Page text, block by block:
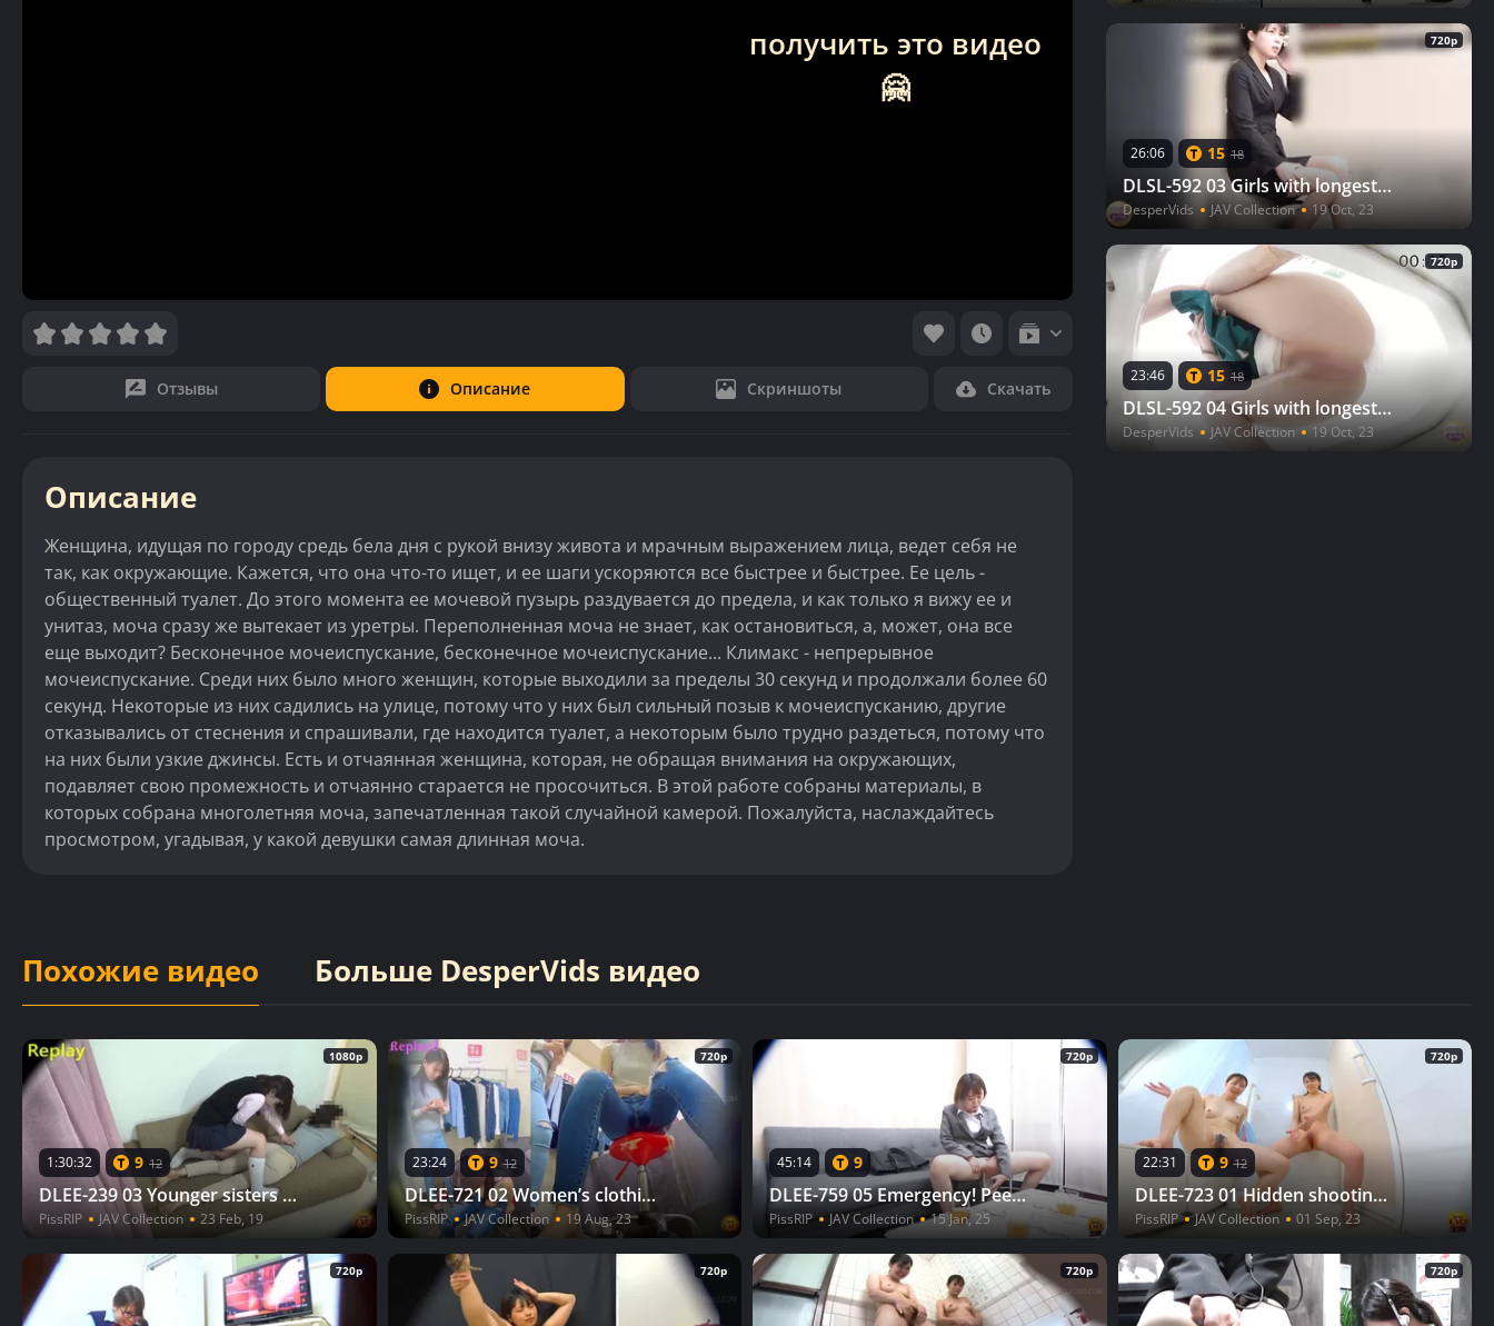
получить это видео
🤗
Отзывы Описание Скриншоты Скачать
Описание
Женщина, идущая по городу средь бела дня с рукой внизу живота и мрачным выражением лица, ведет себя не
так, как окружающие. Кажется, что она что-то ищет, и ее шаги ускоряются все быстрее и быстрее. Ее цель -
общественный туалет. До этого момента ее мочевой пузырь раздувается до предела, и как только я вижу ее и
унитаз, моча сразу же вытекает из уретры. Переполненная моча не знает, как остановиться, а, может, она все
еще выходит? Бесконечное мочеиспускание, бесконечное мочеиспускание... Климакс - непрерывное
мочеиспускание. Среди них было много женщин, которые выходили за пределы 30 секунд и продолжали более 60
секунд. Некоторые из них садились на улице, потому что у них был сильный позыв к мочеиспусканию, другие
отказывались от стеснения и спрашивали, где находится туалет, а некоторым было трудно раздеться, потому что
на них были узкие джинсы. Есть и отчаянная женщина, которая, не обращая внимания на окружающих,
подавляет свою промежность и отчаянно старается не просочиться. В этой работе собраны материалы, в
которых собрана многолетняя моча, запечатленная такой случайной камерой. Пожалуйста, наслаждайтесь
просмотром, угадывая, у какой девушки самая длинная моча.
720p
26:06 15 18
DLSL-592 03 Girls with longest pee times on the toilet. Unstoppable Urine
DesperVids JAV Collection 19 Oct, 23
720p
23:46 15 18
DLSL-592 04 Girls with longest pee times on the toilet. Unstoppable Urine
DesperVids JAV Collection 19 Oct, 23
Похожие видео Больше DesperVids видео
1080p
1:30:32 9 12
DLEE-239 03 Younger sisters leaking diaries Indoor wetting voyeur VOL 3
PissRIP JAV Collection 23 Feb, 19
720p
23:24 9 12
DLEE-721 02 Women’s clothing store hidden camera: jeans soaking wet due to pee leakage
PissRIP JAV Collection 19 Aug, 23
720p
45:14 9
DLEE-759 05 Emergency! Peeing
PissRIP JAV Collection 15 Jan, 25
720p
22:31 9 12
DLEE-723 01 Hidden shooting: girls who release urine in the shower room after the club activities. VOL. 2
PissRIP JAV Collection 01 Sep, 23
720p 720p 720p 720p